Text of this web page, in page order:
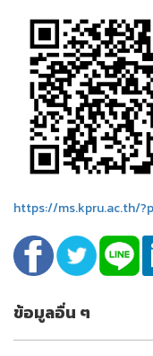
https://ms.kpru.ac.th/
ข้อมูลอื่น ๆ